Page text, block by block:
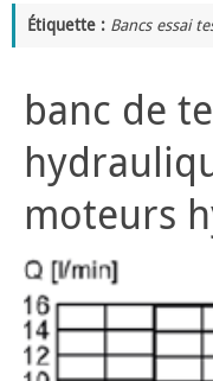
Étiquette : Bancs essai
banc de
moteurs